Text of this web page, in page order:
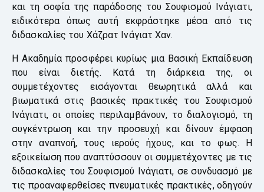
και τη σοφία της παράδοσης του Σουφισμού Ινάγιατι,
ειδικότερα όπως αυτή εκφράστηκε μέσα από τις
διδασκαλίες του Χάζρατ Ινάγιατ Χαν.
Η Ακαδημία προσφέρει κυρίως μια Βασική Εκπαίδευση
που είναι διετής. Κατά τη διάρκεια της, οι
συμμετέχοντες εισάγονται θεωρητικά αλλά και
βιωματικά στις βασικές πρακτικές του Σουφισμού
Ινάγιατι, οι οποίες περιλαμβάνουν, το διαλογισμό, τη
συγκέντρωση και την προσευχή και δίνουν έμφαση
στην αναπνοή, τους ιερούς ήχους, και το φως. Η
εξοικείωση που αναπτύσσουν οι συμμετέχοντες με τις
διδασκαλίες του Σουφισμού Ινάγιατι, σε συνδυασμό με
τις προαναφερθείσες πνευματικές πρακτικές, οδηγούν